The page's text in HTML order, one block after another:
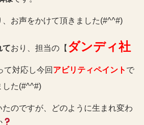
お声をかけて頂きました(#^^#)
ており、担当の【 ダンディ社
て対応し今回 アビリティペイント で
した(#^^#)
のですが、どのように生まれ変わ